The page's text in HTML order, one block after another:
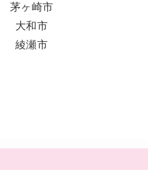
茅ヶ崎市
大和市
綾瀬市